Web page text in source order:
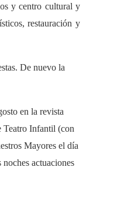
y centro cultural y
restauración y
De nuevo la
en la revista
Teatro Infantil (con
Mayores el día
actuaciones